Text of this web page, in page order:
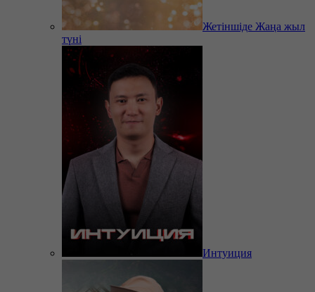
Жетіншіде Жаңа жыл
түні
Интуиция